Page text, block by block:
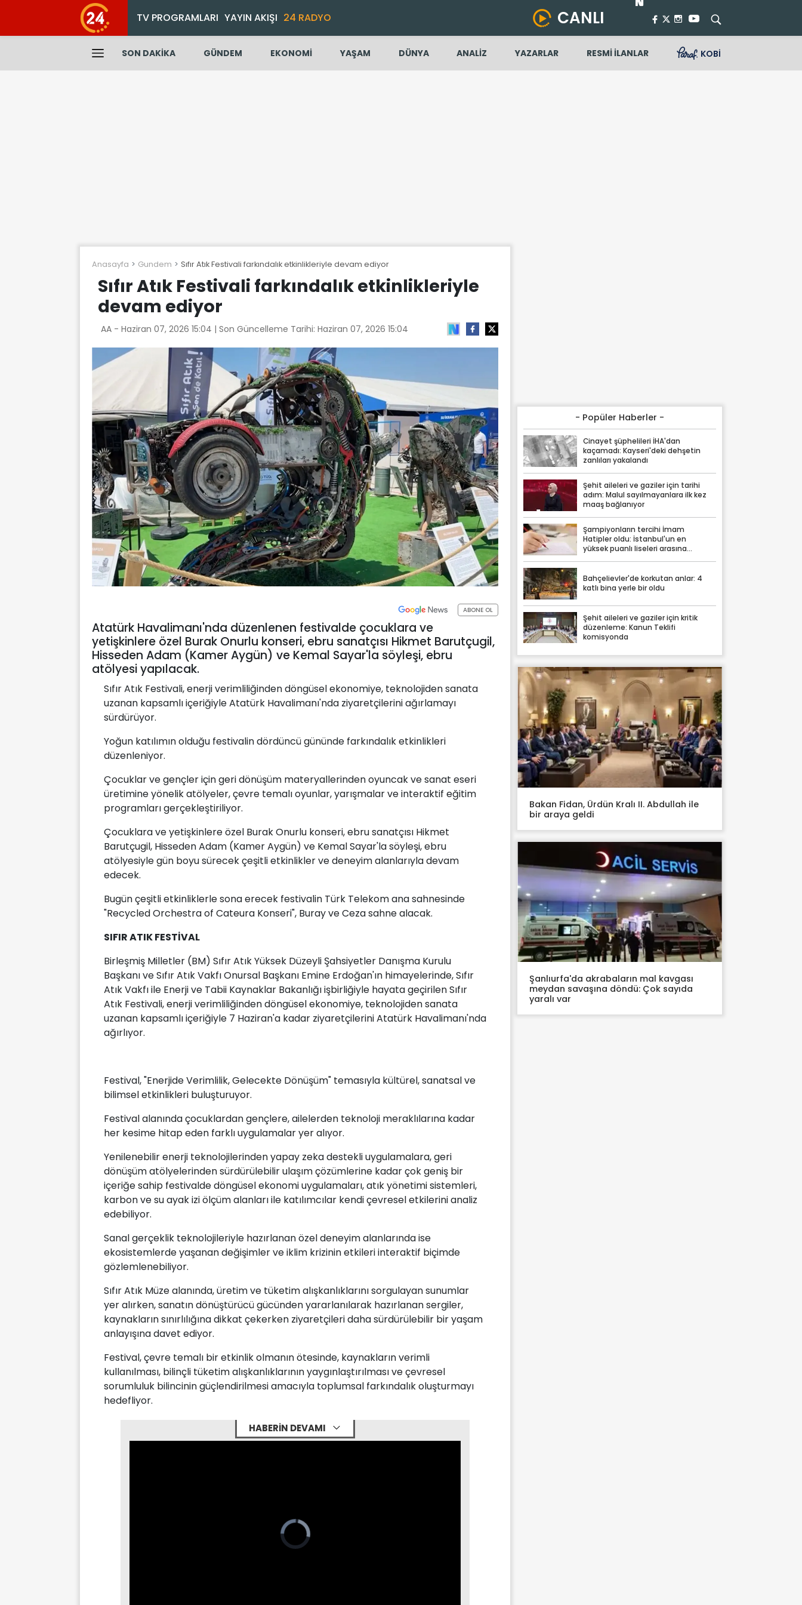
TV PROGRAMLARI YAYIN AKIŞI 24 RADYO CANLI
SON DAKİKA GÜNDEM EKONOMİ YAŞAM DÜNYA ANALİZ YAZARLAR RESMİ İLANLAR KOBİ
Anasayfa Gundem Sıfır Atık Festivali farkındalık etkinlikleriyle devam ediyor
Sıfır Atık Festivali farkındalık etkinlikleriyle
devam ediyor
AA - Haziran 07, 2026 15:04 | Son Güncelleme Tarihi: Haziran 07, 2026 15:04
ABONE OL
Atatürk Havalimanı'nda düzenlenen festivalde çocuklara ve
yetişkinlere özel Burak Onurlu konseri, ebru sanatçısı Hikmet Barutçugil,
Hisseden Adam (Kamer Aygün) ve Kemal Sayar'la söyleşi, ebru
atölyesi yapılacak.
Sıfır Atık Festivali, enerji verimliliğinden döngüsel ekonomiye, teknolojiden sanata
uzanan kapsamlı içeriğiyle Atatürk Havalimanı'nda ziyaretçilerini ağırlamayı
sürdürüyor.
Yoğun katılımın olduğu festivalin dördüncü gününde farkındalık etkinlikleri
düzenleniyor.
Çocuklar ve gençler için geri dönüşüm materyallerinden oyuncak ve sanat eseri
üretimine yönelik atölyeler, çevre temalı oyunlar, yarışmalar ve interaktif eğitim
programları gerçekleştiriliyor.
Çocuklara ve yetişkinlere özel Burak Onurlu konseri, ebru sanatçısı Hikmet
Barutçugil, Hisseden Adam (Kamer Aygün) ve Kemal Sayar'la söyleşi, ebru
atölyesiyle gün boyu sürecek çeşitli etkinlikler ve deneyim alanlarıyla devam
edecek.
Bugün çeşitli etkinliklerle sona erecek festivalin Türk Telekom ana sahnesinde
"Recycled Orchestra of Cateura Konseri", Buray ve Ceza sahne alacak.
SIFIR ATIK FESTİVAL
Birleşmiş Milletler (BM) Sıfır Atık Yüksek Düzeyli Şahsiyetler Danışma Kurulu
Başkanı ve Sıfır Atık Vakfı Onursal Başkanı Emine Erdoğan'ın himayelerinde, Sıfır
Atık Vakfı ile Enerji ve Tabii Kaynaklar Bakanlığı işbirliğiyle hayata geçirilen Sıfır
Atık Festivali, enerji verimliliğinden döngüsel ekonomiye, teknolojiden sanata
uzanan kapsamlı içeriğiyle 7 Haziran'a kadar ziyaretçilerini Atatürk Havalimanı'nda
ağırlıyor.
Festival, "Enerjide Verimlilik, Gelecekte Dönüşüm" temasıyla kültürel, sanatsal ve
bilimsel etkinlikleri buluşturuyor.
Festival alanında çocuklardan gençlere, ailelerden teknoloji meraklılarına kadar
her kesime hitap eden farklı uygulamalar yer alıyor.
Yenilenebilir enerji teknolojilerinden yapay zeka destekli uygulamalara, geri
dönüşüm atölyelerinden sürdürülebilir ulaşım çözümlerine kadar çok geniş bir
içeriğe sahip festivalde döngüsel ekonomi uygulamaları, atık yönetimi sistemleri,
karbon ve su ayak izi ölçüm alanları ile katılımcılar kendi çevresel etkilerini analiz
edebiliyor.
Sanal gerçeklik teknolojileriyle hazırlanan özel deneyim alanlarında ise
ekosistemlerde yaşanan değişimler ve iklim krizinin etkileri interaktif biçimde
gözlemlenebiliyor.
Sıfır Atık Müze alanında, üretim ve tüketim alışkanlıklarını sorgulayan sunumlar
yer alırken, sanatın dönüştürücü gücünden yararlanılarak hazırlanan sergiler,
kaynakların sınırlılığına dikkat çekerken ziyaretçileri daha sürdürülebilir bir yaşam
anlayışına davet ediyor.
Festival, çevre temalı bir etkinlik olmanın ötesinde, kaynakların verimli
kullanılması, bilinçli tüketim alışkanlıklarının yaygınlaştırılması ve çevresel
sorumluluk bilincinin güçlendirilmesi amacıyla toplumsal farkındalık oluşturmayı
hedefliyor.
HABERİN DEVAMI
Video
Player
is
loading.
- Popüler Haberler -
Cinayet şüphelileri İHA'dan
kaçamadı: Kayseri'deki dehşetin
zanlıları yakalandı
Şehit aileleri ve gaziler için tarihi
adım: Malul sayılmayanlara ilk kez
maaş bağlanıyor
Şampiyonların tercihi İmam
Hatipler oldu: İstanbul'un en
yüksek puanlı liseleri arasına
Bahçelievler'de korkutan anlar: 4
katlı bina yerle bir oldu
Şehit aileleri ve gaziler için kritik
düzenleme: Kanun Teklifi
komisyonda
Bakan Fidan, Ürdün Kralı II. Abdullah ile
bir araya geldi
Şanlıurfa'da akrabaların mal kavgası
meydan savaşına döndü: Çok sayıda
yaralı var